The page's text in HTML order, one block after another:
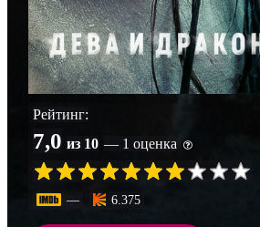
Рейтинг:
7,0 из 10 — 1 оценка
— 6.375